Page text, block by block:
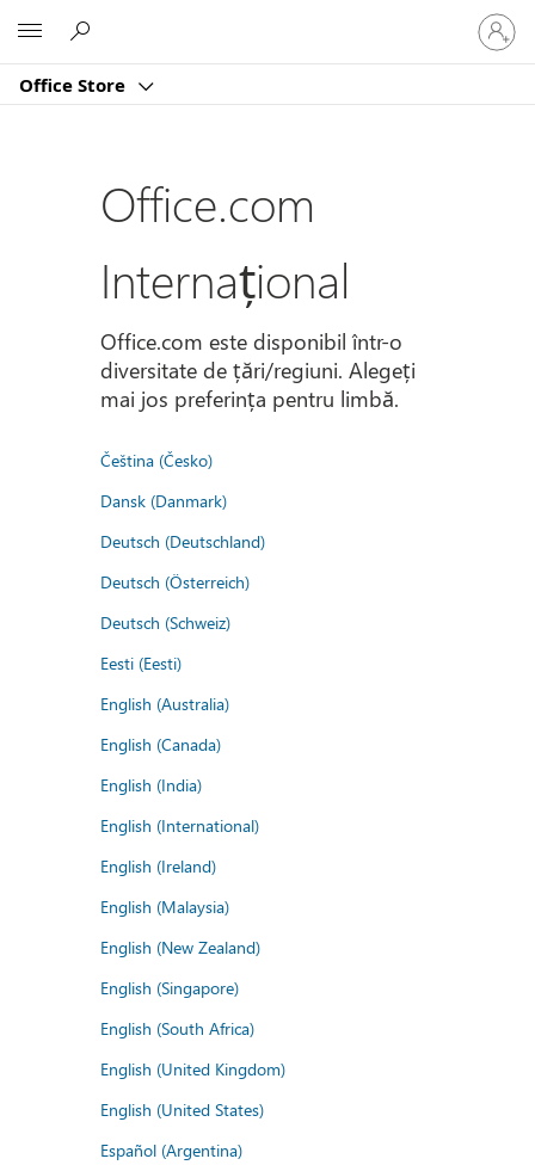
Office Store
vă
la
dvs.
Office.com
Internațional
Office.com este disponibil într-o
diversitate de țări/regiuni. Alegeți
mai jos preferința pentru limbă.
Čeština (Česko)
Dansk (Danmark)
Deutsch (Deutschland)
Deutsch (Österreich)
Deutsch (Schweiz)
Eesti (Eesti)
English (Australia)
English (Canada)
English (India)
English (International)
English (Ireland)
English (Malaysia)
English (New Zealand)
English (Singapore)
English (South Africa)
English (United Kingdom)
English (United States)
Español (Argentina)